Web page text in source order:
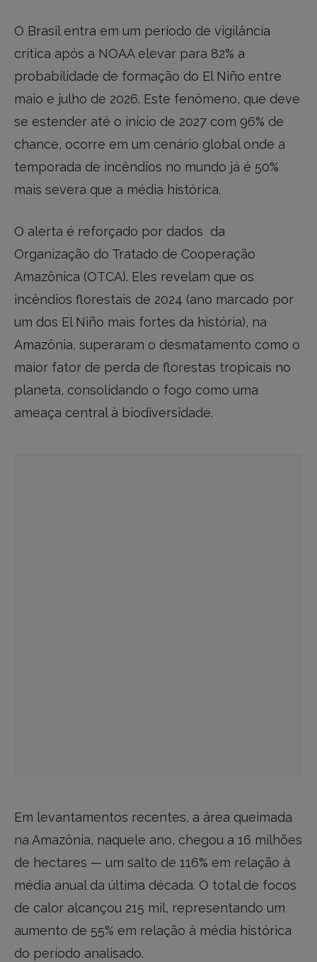
O Brasil entra em um período de vigilância
crítica após a NOAA elevar para 82% a
probabilidade de formação do El Niño entre
maio e julho de 2026. Este fenômeno, que deve
se estender até o início de 2027 com 96% de
chance, ocorre em um cenário global onde a
temporada de incêndios no mundo já é 50%
mais severa que a média histórica.
O alerta é reforçado por dados da
Organização do Tratado de Cooperação
Amazônica (OTCA). Eles revelam que os
incêndios florestais de 2024 (ano marcado por
um dos El Niño mais fortes da história), na
Amazônia, superaram o desmatamento como o
maior fator de perda de florestas tropicais no
planeta, consolidando o fogo como uma
ameaça central à biodiversidade.
Em levantamentos recentes, a área queimada
na Amazônia, naquele ano, chegou a 16 milhões
de hectares — um salto de 116% em relação à
média anual da última década. O total de focos
de calor alcançou 215 mil, representando um
aumento de 55% em relação à média histórica
do período analisado.